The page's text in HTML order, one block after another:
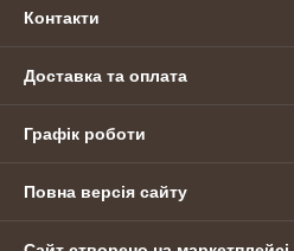
Контакти
Доставка та оплата
Графік роботи
Повна версія сайту